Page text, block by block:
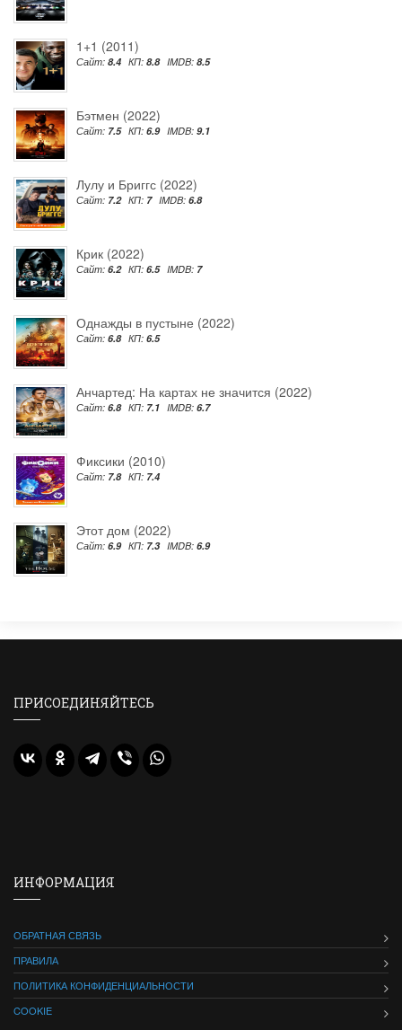
1+1 (2011)
Сайт: 8.4 КП: 8.8 IMDB: 8.5
Бэтмен (2022)
Сайт: 7.5 КП: 6.9 IMDB: 9.1
Лулу и Бриггс (2022)
Сайт: 7.2 КП: 7 IMDB: 6.8
Крик (2022)
Сайт: 6.2 КП: 6.5 IMDB: 7
Однажды в пустыне (2022)
Сайт: 6.8 КП: 6.5
Анчартед: На картах не значится (2022)
Сайт: 6.8 КП: 7.1 IMDB: 6.7
Фиксики (2010)
Сайт: 7.8 КП: 7.4
Этот дом (2022)
Сайт: 6.9 КП: 7.3 IMDB: 6.9
ПРИСОЕДИНЯЙТЕСЬ
ИНФОРМАЦИЯ
ОБРАТНАЯ СВЯЗЬ
ПРАВИЛА
ПОЛИТИКА КОНФИДЕНЦИАЛЬНОСТИ
COOKIE